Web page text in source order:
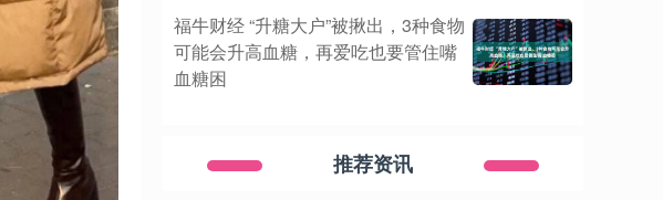
福牛财经 “升糖大户”被揪出，3种食物
可能会升高血糖，再爱吃也要管住嘴
血糖困
推荐资讯